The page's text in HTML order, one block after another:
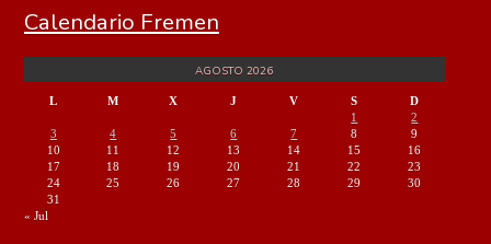
Calendario Fremen
AGOSTO 2026
L M X J V S
D
1
2
3
4 5 6 7 8
9
10
11 12 13 14 15
16
17
18 19 20 21 22
23
24
25 26 27 28 29
30
31
« Jul